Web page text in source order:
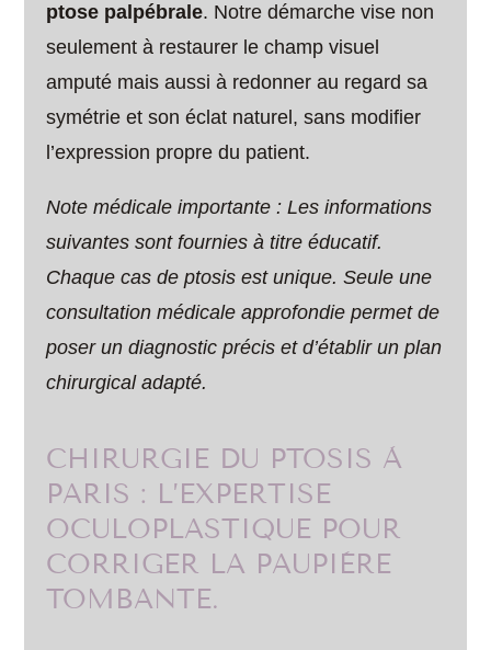
ptose palpébrale. Notre démarche vise non
seulement à restaurer le champ visuel
amputé mais aussi à redonner au regard sa
symétrie et son éclat naturel, sans modifier
l’expression propre du patient.
Note médicale importante : Les informations
suivantes sont fournies à titre éducatif.
Chaque cas de ptosis est unique. Seule une
consultation médicale approfondie permet de
poser un diagnostic précis et d’établir un plan
chirurgical adapté.
CHIRURGIE DU PTOSIS À
PARIS : L’EXPERTISE
OCULOPLASTIQUE POUR
CORRIGER LA PAUPIÈRE
TOMBANTE.